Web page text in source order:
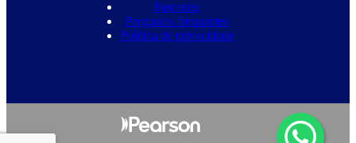
Parcerias
Perguntas frequentes
Política de privacidade